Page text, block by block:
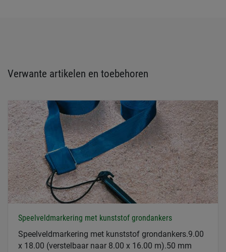
Verwante artikelen en toebehoren
Speelveldmarkering met kunststof grondankers
Speelveldmarkering met kunststof grondankers.9.00
x 18.00 (verstelbaar naar 8.00 x 16.00 m).50 mm